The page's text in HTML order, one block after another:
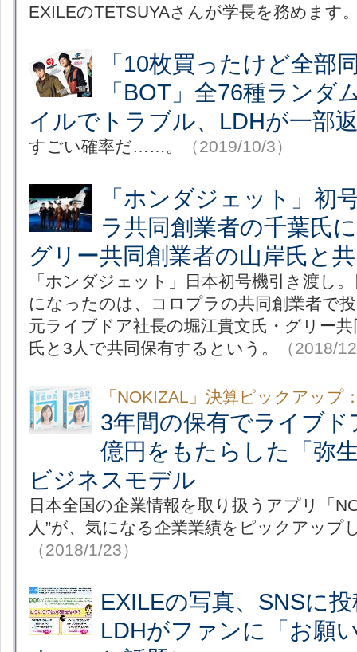
EXILEのTETSUYAさんが学長を務めます
「10枚買ったけど全
「BOT」全76種ランダ
イルでトラブル、LDHが一部
すごい確率だ……。 （2019/10/3）
「ホンダジェット」初
ラ共同創業者の千葉氏
グリー共同創業者の山岸氏と
「ホンダジェット」日本初号機引き渡し
になったのは、コロプラの共同創業者で
元ライブドア社長の堀江貴文氏・グリー
氏と3人で共同保有するという。
（2018/
「NOKIZAL」決算ピックアップ
3年間の保有でライブド
億円をもたらした「弥
ビジネスモデル
日本全国の企業情報を取り扱うアプリ「
人”が、気になる企業業績をピックアップ
（2018/1/23）
EXILEの写真、SNSに
LDHがファンに「お願